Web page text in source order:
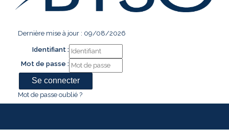
Dernière mise à jour : 09/08/2026
Identifiant :
Mot de passe :
Mot de passe oublié ?